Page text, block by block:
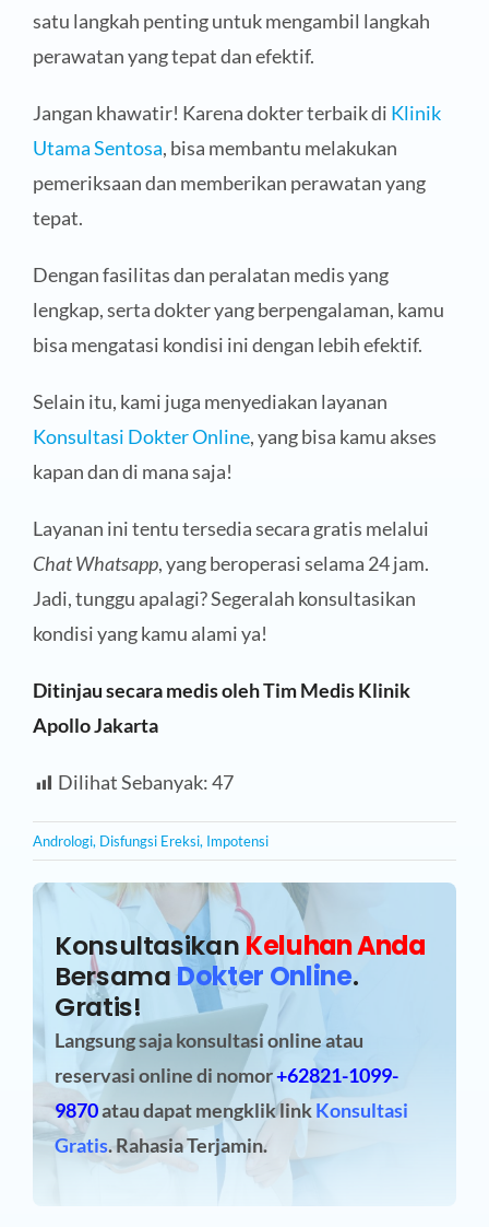
satu langkah penting untuk mengambil langkah
perawatan yang tepat dan efektif.
Jangan khawatir! Karena dokter terbaik di Klinik
Utama Sentosa, bisa membantu melakukan
pemeriksaan dan memberikan perawatan yang
tepat.
Dengan fasilitas dan peralatan medis yang
lengkap, serta dokter yang berpengalaman, kamu
bisa mengatasi kondisi ini dengan lebih efektif.
Selain itu, kami juga menyediakan layanan
Konsultasi Dokter Online, yang bisa kamu akses
kapan dan di mana saja!
Layanan ini tentu tersedia secara gratis melalui
Chat Whatsapp, yang beroperasi selama 24 jam.
Jadi, tunggu apalagi? Segeralah konsultasikan
kondisi yang kamu alami ya!
Ditinjau secara medis oleh Tim Medis Klinik
Apollo Jakarta
Dilihat Sebanyak:47
Andrologi, Disfungsi Ereksi, Impotensi
Konsultasikan Keluhan Anda
BersamaDokter Online.
Gratis!
Langsung saja konsultasi online atau
reservasi onlinedi nomor+62821-1099-
9870atau dapat mengklik linkKonsultasi
Gratis. Rahasia Terjamin.